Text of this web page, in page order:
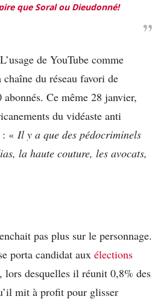
que Soral ou Dieudonné!
de YouTube comme
du réseau favori de
Ce même 28 janvier,
du vidéaste anti
: « Il y a que des pédocriminels
la haute couture, les avocats,
pas plus sur le personnage.
porta candidat aux élections
desquelles il réunit 0,8% des
mit à profit pour glisser